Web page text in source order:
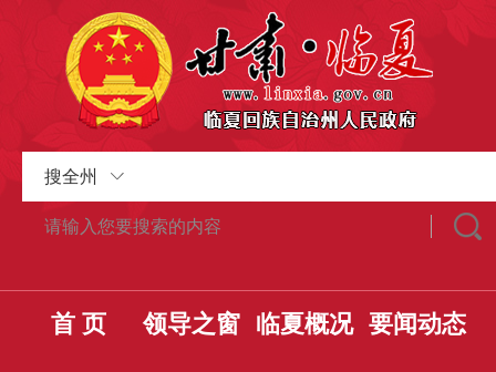
搜全州
首 页 领导之窗 临夏概况 要闻动态